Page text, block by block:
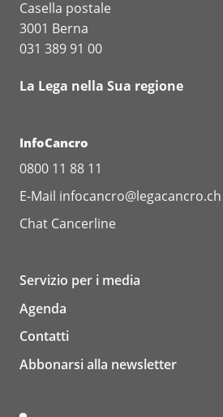
Casella postale
3001 Berna
031 389 91 00
La Lega nella Sua regione
InfoCancro
0800 11 88 11
E-Mail infocancro@legacancro.ch
Chat Cancerline
Servizio per i media
Agenda
Contatti
Abbonarsi alla newsletter